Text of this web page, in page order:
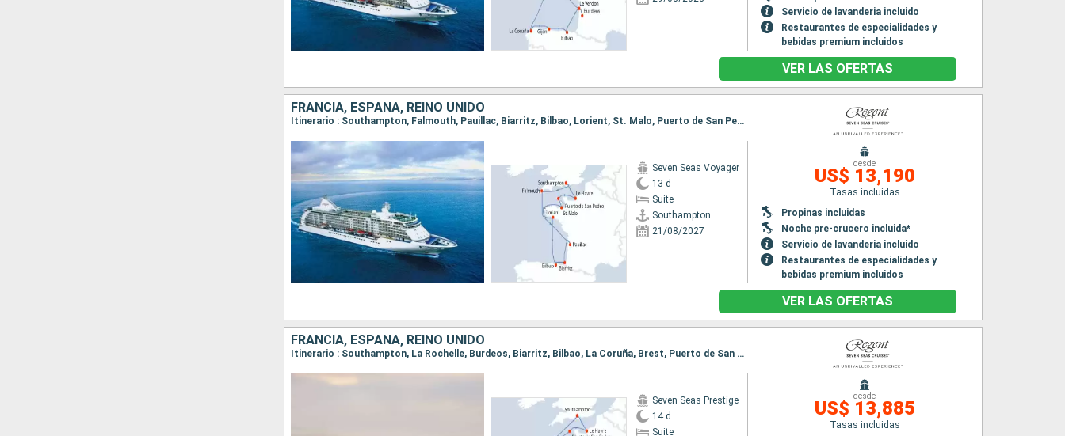
Servicio de lavanderia incluido
Restaurantes de especialidades y
bebidas premium incluidos
VER LAS OFERTAS
FRANCIA, ESPAÑA, REINO UNIDO
Itinerario : Southampton, Falmouth, Pauillac, Biarritz, Bilbao, Lorient, St. Malo, Puerto de San Pedro, Le Havre, Southampton
Seven Seas Voyager
13 d
Suite
Southampton
21/08/2027
desde
US$ 13,190
Tasas incluidas
Propinas incluidas
Noche pre-crucero incluida*
Servicio de lavanderia incluido
Restaurantes de especialidades y
bebidas premium incluidos
VER LAS OFERTAS
FRANCIA, ESPAÑA, REINO UNIDO
Itinerario : Southampton, La Rochelle, Burdeos, Biarritz, Bilbao, La Coruña, Brest, Puerto de San Pedro, Le Havre, Southampton
Seven Seas Prestige
14 d
Suite
desde
US$ 13,885
Tasas incluidas